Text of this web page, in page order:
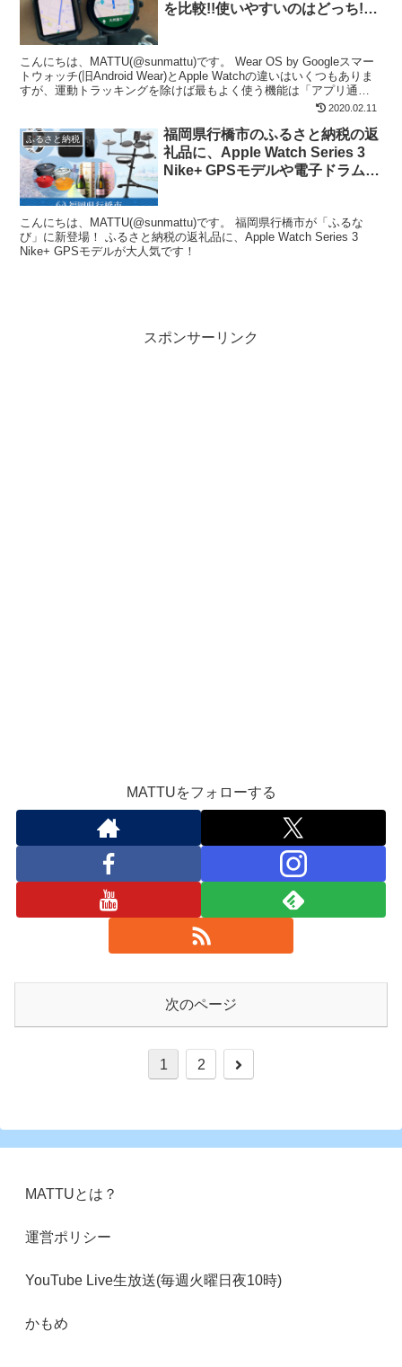
を比較!!使いやすいのはどっち!?
こんにちは、MATTU(@sunmattu)です。 Wear OS by Googleスマー
トウォッチ(旧Android Wear)とApple Watchの違いはいくつもありま
すが、運動トラッキングを除けば最もよく使う機能は「アプリ通
2020.02.11
ふるさと納税
福岡県行橋市のふるさと納税の返
礼品に、Apple Watch Series 3
Nike+ GPSモデルや電子ドラムが
こんにちは、MATTU(@sunmattu)です。 福岡県行橋市が「ふるな
び」に新登場！ ふるさと納税の返礼品に、Apple Watch Series 3
Nike+ GPSモデルが大人気です！
スポンサーリンク
MATTUをフォローする
次のページ
1 2
次
MATTUとは？
運営ポリシー
YouTube Live生放送(毎週火曜日夜10時)
かもめ